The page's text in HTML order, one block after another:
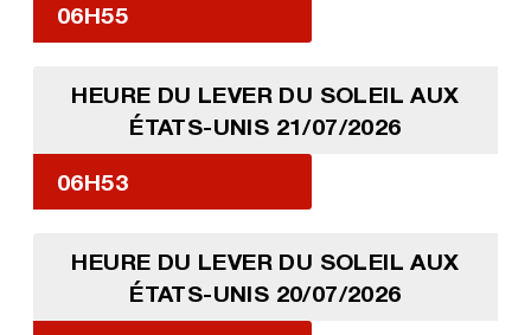
06H55
HEURE DU LEVER DU SOLEIL AUX
ÉTATS-UNIS 21/07/2026
06H53
HEURE DU LEVER DU SOLEIL AUX
ÉTATS-UNIS 20/07/2026